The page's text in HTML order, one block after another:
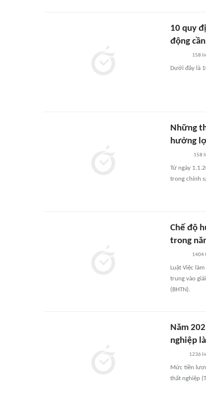
10 quy
động
158
Dưới đây là
Những
hưởng
158
Từ ngày
trong chính
Chế độ
trong
1404
Luật Việc
trung vào
(BHTN).
Năm
nghiệp
1236
Mức tiền
thất nghiệp